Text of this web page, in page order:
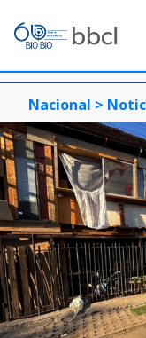
Nacional >